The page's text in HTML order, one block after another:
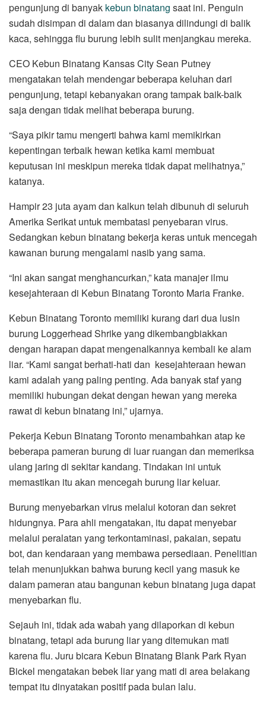
pengunjung di banyak kebun binatang saat ini. Penguin
sudah disimpan di dalam dan biasanya dilindungi di balik
kaca, sehingga flu burung lebih sulit menjangkau mereka.
CEO Kebun Binatang Kansas City Sean Putney
mengatakan telah mendengar beberapa keluhan dari
pengunjung, tetapi kebanyakan orang tampak baik-baik
saja dengan tidak melihat beberapa burung.
“Saya pikir tamu mengerti bahwa kami memikirkan
kepentingan terbaik hewan ketika kami membuat
keputusan ini meskipun mereka tidak dapat melihatnya,”
katanya.
Hampir 23 juta ayam dan kalkun telah dibunuh di seluruh
Amerika Serikat untuk membatasi penyebaran virus.
Sedangkan kebun binatang bekerja keras untuk mencegah
kawanan burung mengalami nasib yang sama.
“Ini akan sangat menghancurkan,” kata manajer ilmu
kesejahteraan di Kebun Binatang Toronto Maria Franke.
Kebun Binatang Toronto memiliki kurang dari dua lusin
burung Loggerhead Shrike yang dikembangbiakkan
dengan harapan dapat mengenalkannya kembali ke alam
liar. “Kami sangat berhati-hati dan kesejahteraan hewan
kami adalah yang paling penting. Ada banyak staf yang
memiliki hubungan dekat dengan hewan yang mereka
rawat di kebun binatang ini,” ujarnya.
Pekerja Kebun Binatang Toronto menambahkan atap ke
beberapa pameran burung di luar ruangan dan memeriksa
ulang jaring di sekitar kandang. Tindakan ini untuk
memastikan itu akan mencegah burung liar keluar.
Burung menyebarkan virus melalui kotoran dan sekret
hidungnya. Para ahli mengatakan, itu dapat menyebar
melalui peralatan yang terkontaminasi, pakaian, sepatu
bot, dan kendaraan yang membawa persediaan. Penelitian
telah menunjukkan bahwa burung kecil yang masuk ke
dalam pameran atau bangunan kebun binatang juga dapat
menyebarkan flu.
Sejauh ini, tidak ada wabah yang dilaporkan di kebun
binatang, tetapi ada burung liar yang ditemukan mati
karena flu. Juru bicara Kebun Binatang Blank Park Ryan
Bickel mengatakan bebek liar yang mati di area belakang
tempat itu dinyatakan positif pada bulan lalu.